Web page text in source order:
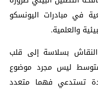
في مبادرات اليونسكو
والعلمية.
بسلاسة إلى قلب
ليس مجرد موضوع
تستدعي فهما متعدد